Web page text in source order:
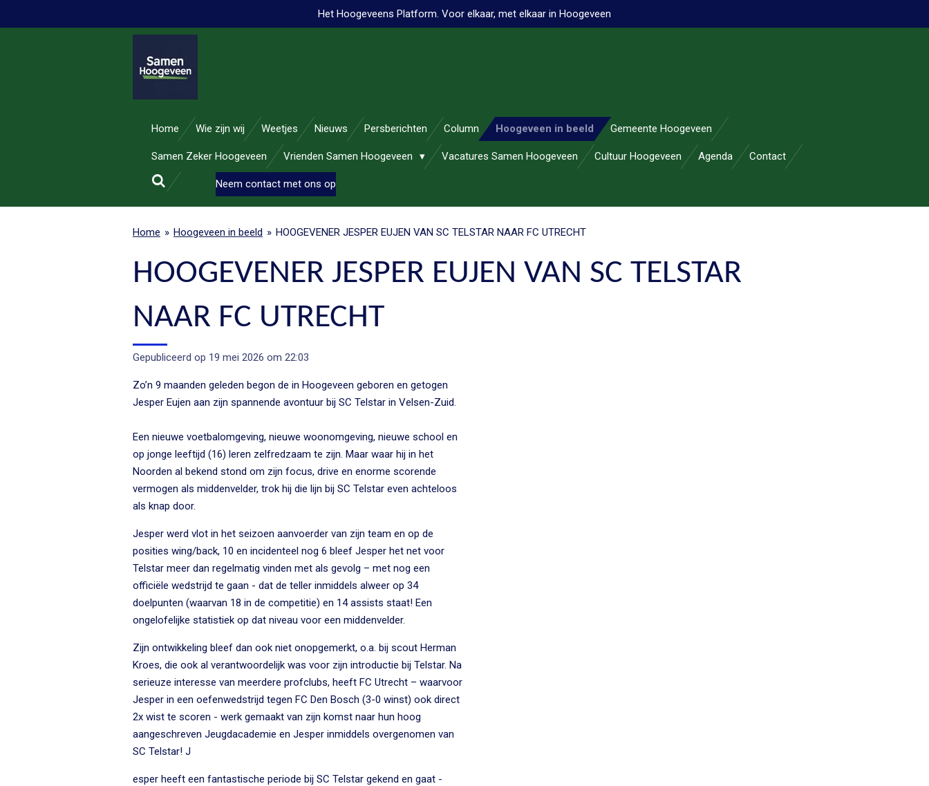
Het Hoogeveens Platform. Voor elkaar, met elkaar in Hoogeveen
Home Wie zijn wij Weetjes Nieuws Persberichten Column Hoogeveen in beeld Gemeente Hoogeveen
Samen Zeker Hoogeveen Vrienden Samen Hoogeveen Vacatures Samen Hoogeveen Cultuur Hoogeveen Agenda Contact
Neem contact met ons op
Home » Hoogeveen in beeld » HOOGEVENER JESPER EUJEN VAN SC TELSTAR NAAR FC UTRECHT
HOOGEVENER JESPER EUJEN VAN SC TELSTAR
NAAR FC UTRECHT
Gepubliceerd op 19 mei 2026 om 22:03
Zo’n 9 maanden geleden begon de in Hoogeveen geboren en getogen
Jesper Eujen aan zijn spannende avontuur bij SC Telstar in Velsen-Zuid.
Een nieuwe voetbalomgeving, nieuwe woonomgeving, nieuwe school en
op jonge leeftijd (16) leren zelfredzaam te zijn. Maar waar hij in het
Noorden al bekend stond om zijn focus, drive en enorme scorende
vermogen als middenvelder, trok hij die lijn bij SC Telstar even achteloos
als knap door.
Jesper werd vlot in het seizoen aanvoerder van zijn team en op de
posities wing/back, 10 en incidenteel nog 6 bleef Jesper het net voor
Telstar meer dan regelmatig vinden met als gevolg – met nog een
officiële wedstrijd te gaan - dat de teller inmiddels alweer op 34
doelpunten (waarvan 18 in de competitie) en 14 assists staat! Een
ongelofelijke statistiek op dat niveau voor een middenvelder.
Zijn ontwikkeling bleef dan ook niet onopgemerkt, o.a. bij scout Herman
Kroes, die ook al verantwoordelijk was voor zijn introductie bij Telstar. Na
serieuze interesse van meerdere profclubs, heeft FC Utrecht – waarvoor
Jesper in een oefenwedstrijd tegen FC Den Bosch (3-0 winst) ook direct
2x wist te scoren - werk gemaakt van zijn komst naar hun hoog
aangeschreven Jeugdacademie en Jesper inmiddels overgenomen van
SC Telstar! J
esper heeft een fantastische periode bij SC Telstar gekend en gaat -